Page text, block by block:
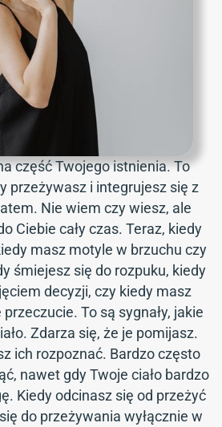
część Twojego istnienia. To
przeżywasz i integrujesz się z
Nie wiem czy wiesz, ale
Ciebie cały czas. Teraz, kiedy
masz motyle w brzuchu czy
śmiejesz się do rozpuku, kiedy
decyzji, czy kiedy masz
To są sygnały, jakie
Zdarza się, że je pomijasz.
ich rozpoznać. Bardzo często
nawet gdy Twoje ciało bardzo
Kiedy odcinasz się od przeżyć
do przeżywania wyłącznie w